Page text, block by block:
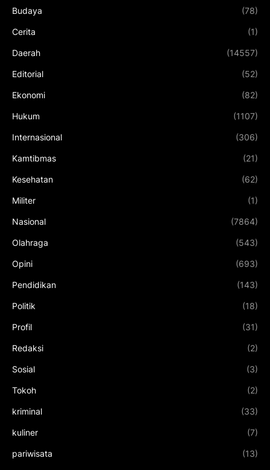
Budaya (78)
Cerita (1)
Daerah (14557)
Editorial (52)
Ekonomi (82)
Hukum (1107)
Internasional (306)
Kamtibmas (21)
Kesehatan (62)
Militer (1)
Nasional (7864)
Olahraga (543)
Opini (693)
Pendidikan (143)
Politik (18)
Profil (31)
Redaksi (2)
Sosial (3)
Tokoh (2)
kriminal (33)
kuliner (7)
pariwisata (13)